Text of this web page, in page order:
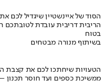
הסוד של איינשטיין שיגדיל לכם
הריבית דריבית עובדת לטובתכם
בטוח
בשיתוף מנורה מבטחים
הטעויות שיחתכו לכם את קצבת
ממשיכת כספים ועד חוסר תכנון